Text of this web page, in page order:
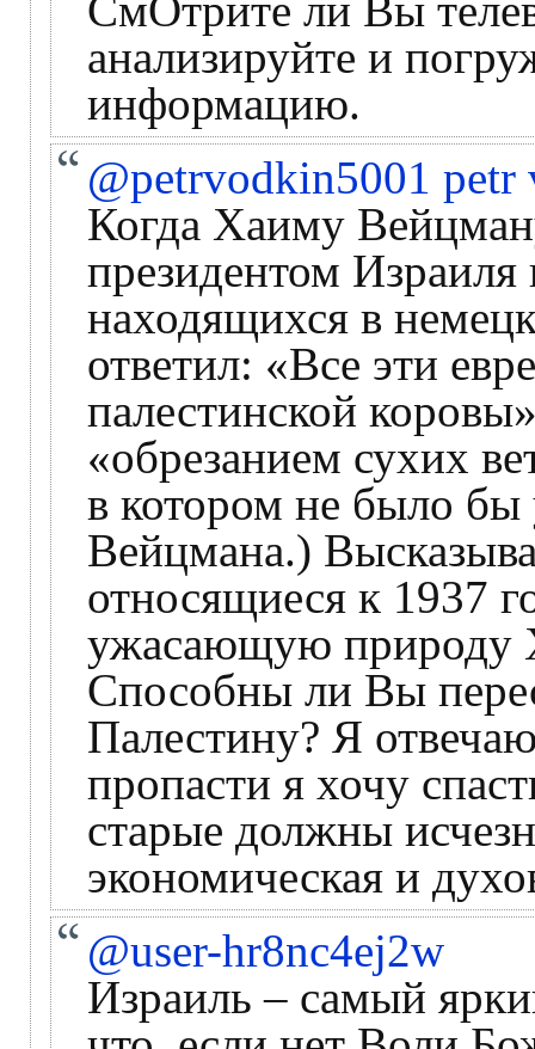
СмОтрите ли Вы
анализируйте и
информацию.
@petrvodkin5001 petr
Когда Хаиму
президентом
находящихся в
ответил: «Все эти
палестинской
«обрезанием сухих
в котором не было
Вейцмана.)
относящиеся к 1937
ужасающую природу
Способны ли Вы
Палестину? Я
пропасти я хочу
старые должны
экономическая и
@user-hr8nc4ej2w
Израиль – самый